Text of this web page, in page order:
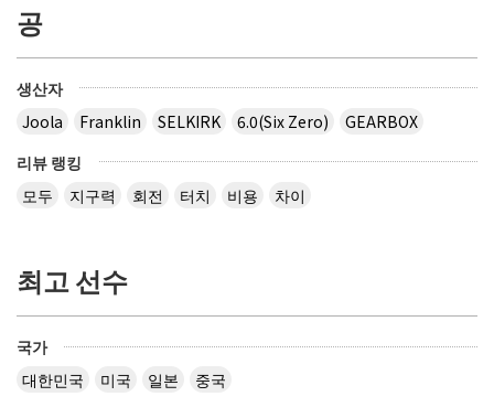
공
생산자
Joola
Franklin SELKIRK 6.0(Six Zero)
GEARBOX
리뷰 랭킹
모두
지구력 회전 터치 비용 차이
최고 선수
국가
대한민국
미국 일본 중국